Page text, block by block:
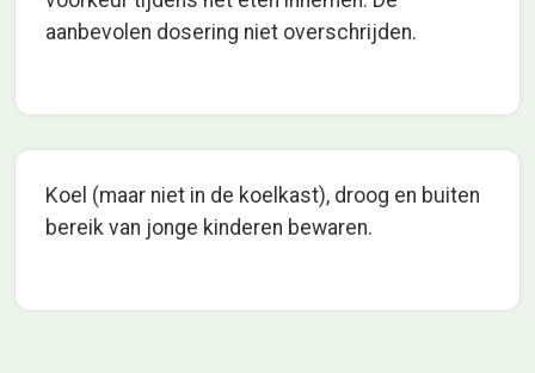
aanbevolen dosering niet overschrijden.
Koel (maar niet in de koelkast), droog en buiten
bereik van jonge kinderen bewaren.